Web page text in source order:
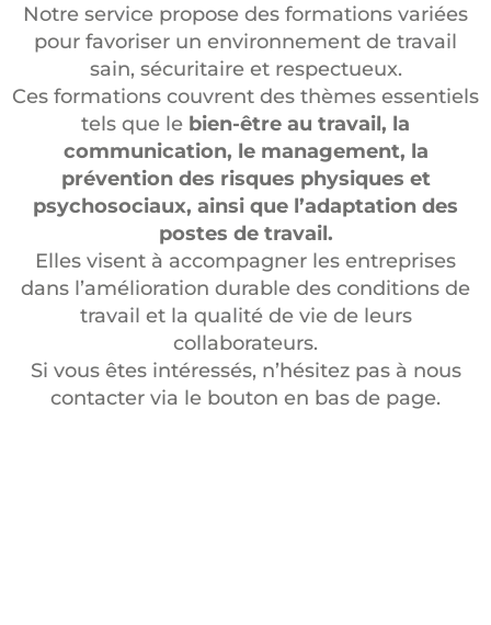
Notre service propose des formations variées
pour favoriser un environnement de travail
sain, sécuritaire et respectueux.
Ces formations couvrent des thèmes essentiels
tels que le bien-être au travail, la
communication, le management, la
prévention des risques physiques et
psychosociaux, ainsi que l’adaptation des
postes de travail.
Elles visent à accompagner les entreprises
dans l’amélioration durable des conditions de
travail et la qualité de vie de leurs
collaborateurs.
Si vous êtes intéressés, n’hésitez pas à nous
contacter via le bouton en bas de page.